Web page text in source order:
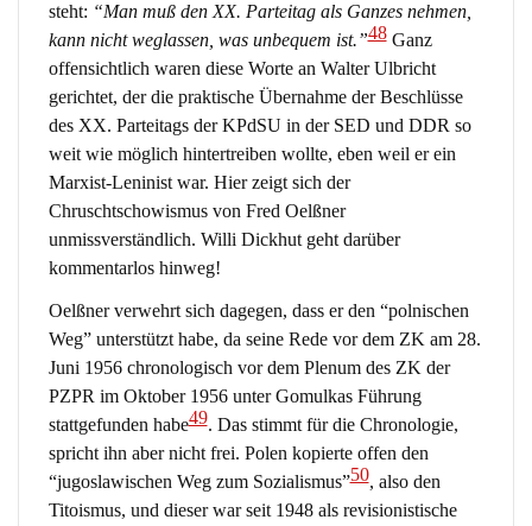
steht: “Man muß den XX. Parteitag als Ganzes nehmen,
kann nicht weglassen, was unbequem ist.”48Ganz
offensichtlich waren diese Worte an Walter Ulbricht
gerichtet, der die praktische Übernahme der Beschlüsse
des XX. Parteitags der KPdSU in der SED und DDR so
weit wie möglich hintertreiben wollte, eben weil er ein
Marxist-Leninist war. Hier zeigt sich der
Chruschtschowismus von Fred Oelßner
unmissverständlich. Willi Dickhut geht darüber
kommentarlos hinweg!
Oelßner verwehrt sich dagegen, dass er den “polnischen
Weg” unterstützt habe, da seine Rede vor dem ZK am 28.
Juni 1956 chronologisch vor dem Plenum des ZK der
PZPR im Oktober 1956 unter Gomulkas Führung
stattgefunden habe49. Das stimmt für die Chronologie,
spricht ihn aber nicht frei. Polen kopierte offen den
“jugoslawischen Weg zum Sozialismus”50, also den
Titoismus, und dieser war seit 1948 als revisionistische